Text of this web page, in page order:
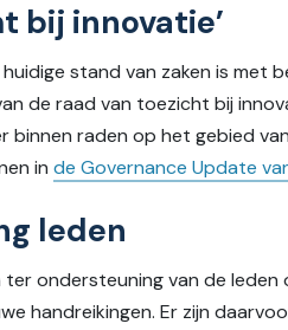
bij innovatie’
stand van zaken is met
de raad van toezicht bij
binnen raden op het gebied
in de Governance Update
leden
ondersteuning van de
handreikingen. Er zijn